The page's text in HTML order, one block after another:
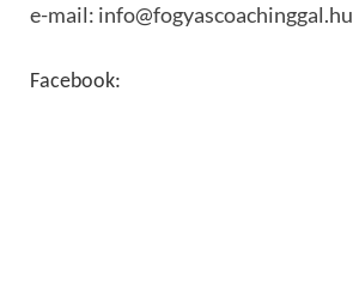
e-mail: info@fogyascoachinggal.hu
Facebook: